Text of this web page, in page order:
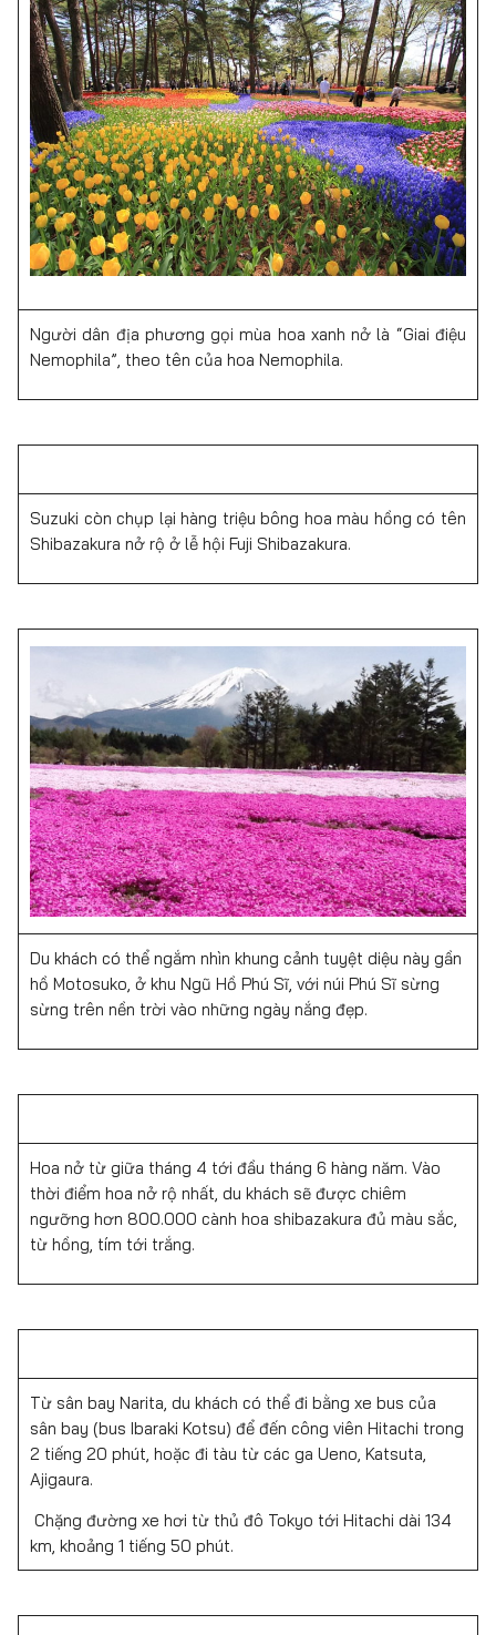
Người dân địa phương gọi mùa hoa xanh nở là “Giai điệu
Nemophila”, theo tên của hoa Nemophila.
Suzuki còn chụp lại hàng triệu bông hoa màu hồng có tên
Shibazakura nở rộ ở lễ hội Fuji Shibazakura.
Du khách có thể ngắm nhìn khung cảnh tuyệt diệu này gần
hồ Motosuko, ở khu Ngũ Hồ Phú Sĩ, với núi Phú Sĩ sừng
sừng trên nền trời vào những ngày nắng đẹp.
Hoa nở từ giữa tháng 4 tới đầu tháng 6 hàng năm. Vào
thời điểm hoa nở rộ nhất, du khách sẽ được chiêm
ngưỡng hơn 800.000 cành hoa shibazakura đủ màu sắc,
từ hồng, tím tới trắng.
Từ sân bay Narita, du khách có thể đi bằng xe bus của
sân bay (bus Ibaraki Kotsu) để đến công viên Hitachi trong
2 tiếng 20 phút, hoặc đi tàu từ các ga Ueno, Katsuta,
Ajigaura.
Chặng đường xe hơi từ thủ đô Tokyo tới Hitachi dài 134
km, khoảng 1 tiếng 50 phút.